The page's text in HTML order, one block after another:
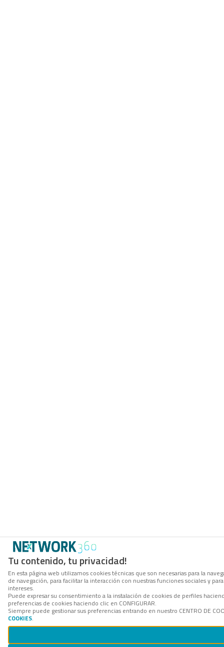
Tu contenido, tu privacidad!
En esta página web utilizamos cookies técnicas que son necesarias para la
de navegación, para facilitar la interacción con nuestras funciones sociales y
intereses.
Puede expresar su consentimiento a la instalación de cookies de perfiles
preferencias de cookies haciendo clic en CONFIGURAR.
Siempre puede gestionar sus preferencias entrando en nuestro CENTRO DE
COOKIES.